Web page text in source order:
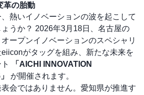
革の胎動
熱いイノベーションの波を起こして
うか？ 2026年3月18日、名古屋の
ープンイノベーションのスペシャリ
がタッグを組み、新たな未来を
「AICHI INNOVATION
が開催されます。
会ではありません。愛知県が推進す